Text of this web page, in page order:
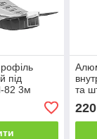
під
82 3м
та
220